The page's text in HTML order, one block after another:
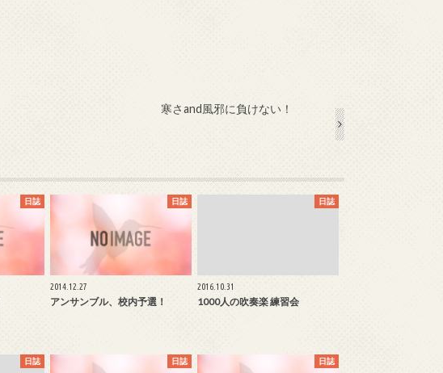
寒さand風邪に負けない！
日誌 日誌
2014.12.27
アンサンブル、校内予選！
日誌
2016.10.31
1000人の吹奏楽 練習会
日誌 日誌 日誌